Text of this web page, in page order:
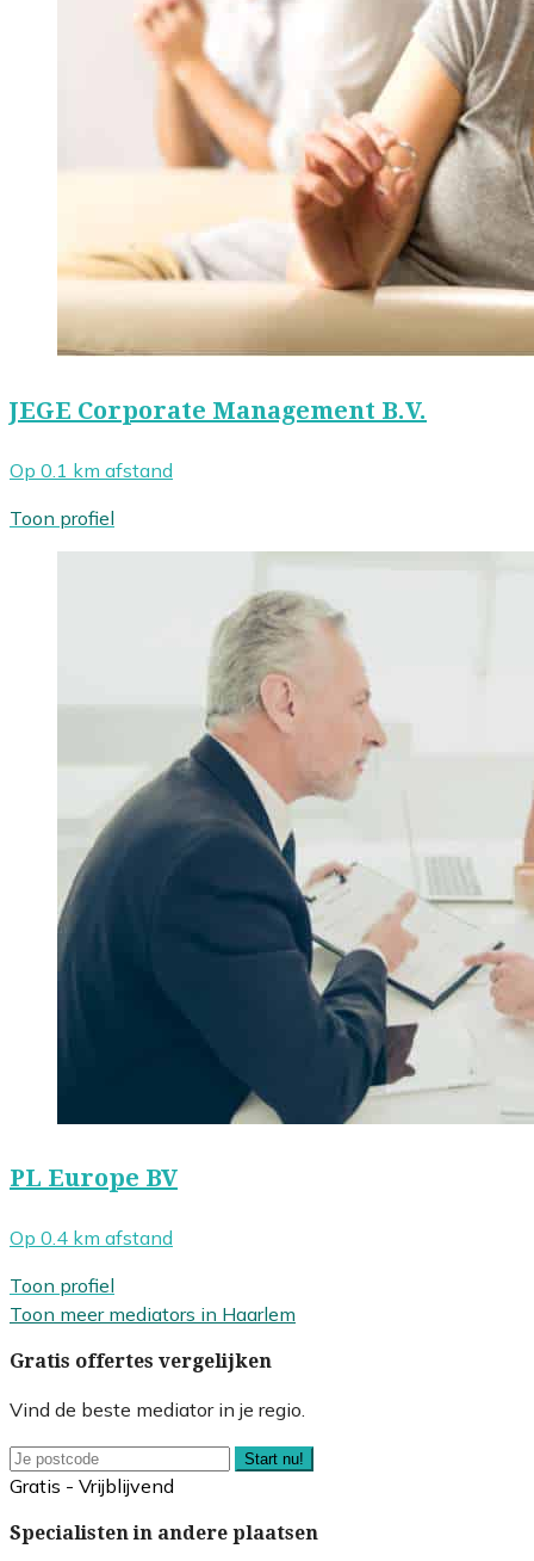
JEGE Corporate Management B.V.
Op 0.1 km afstand
Toon profiel
PL Europe BV
Op 0.4 km afstand
Toon profiel
Toon meer mediators in Haarlem
Gratis offertes vergelijken
Vind de beste mediator in je regio.
Start nu!
Gratis - Vrijblijvend
Specialisten in andere plaatsen